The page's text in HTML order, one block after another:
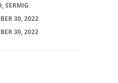
SERMIG
30, 2022
30, 2022